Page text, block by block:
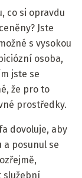
co si opravdu
Jste
s vysokou
osoba,
jste se
že pro to
prostředky.
dovoluje, aby
posunul se
služební